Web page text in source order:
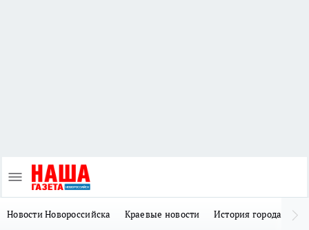
Новости Новороссийска Краевые новости История города Н